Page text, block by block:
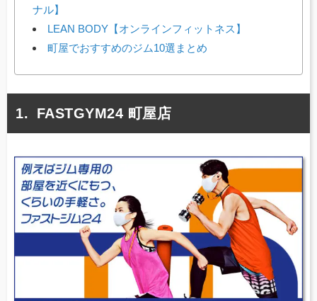
ナル】
LEAN BODY【オンラインフィットネス】
町屋でおすすめのジム10選まとめ
FASTGYM24 町屋店